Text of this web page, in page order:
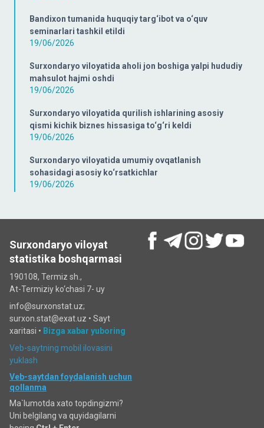
Bandixon tumanida huquqiy targ‘ibot va o‘quv
seminarlari tashkil etildi
19/06/2026
Surxondaryo viloyatida aholi jon boshiga yalpi hududiy
mahsulot hajmi oshdi
19/06/2026
Surxondaryo viloyatida qurilish ishlarining asosiy
qismi kichik biznes hissasiga to‘g‘ri keldi
19/06/2026
Surxondaryo viloyatida umumiy ovqatlanish
sohasidagi asosiy ko‘rsatkichlar
19/06/2026
Surxondaryo viloyat
statistika boshqarmasi
190108, Termiz sh.,
At-Termiziy ko‘chasi 7- uy
info@surxonstat.uz;
surxon.stat@exat.uz • Sayt
xaritasi • Bizga xabar yuboring
Veb-saytning mobil ilovasini
yuklash
Veb-saytdan foydalanish uchun
qollanma
Ma`lumotda xato topdingizmi?
Uni belgilang va quyidagilarni